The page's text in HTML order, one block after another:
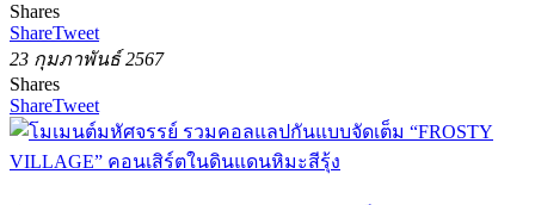
Shares
ShareTweet
23 กุมภาพันธ์ 2567
Shares
ShareTweet